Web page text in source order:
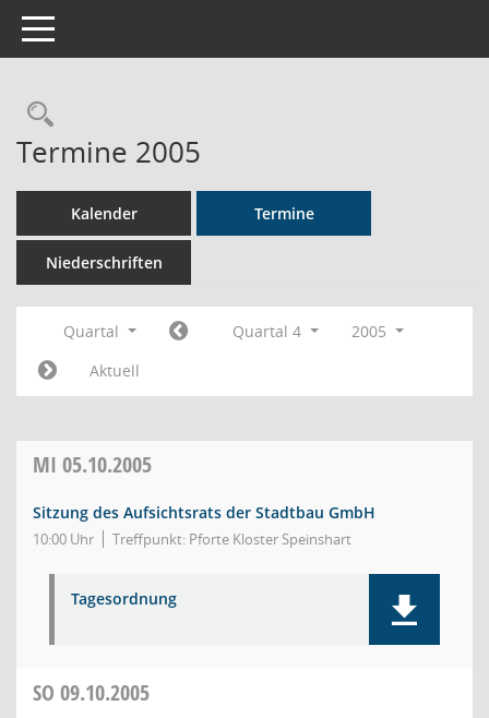
Toggle navigation
Rechercheauswahl
Termine 2005
Kalender Termine
Niederschriften
Quartal Quartal 4
2005
Aktuell
MI 05.10.2005
Sitzung des Aufsichtsrats der Stadtbau GmbH
10:00 Uhr Treffpunkt: Pforte Kloster Speinshart
Tagesordnung
SO 09.10.2005